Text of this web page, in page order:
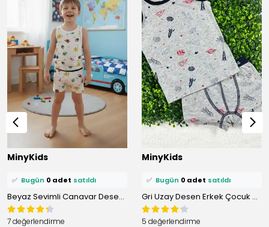
MinyKids
⭐️ Bu ürünü0 kişifavoriledi!
0 kişi
✅ Bugün 0 adet satıldı
Beyaz Sevimli Canavar Desen Erkek Çocuk Atlet Boxer Takım
7 değerlendirme
MinyKids
Bu ürünü
favoriledi!
0 kişi
✅ Bugün 0 adet satıldı
Gri Uzay Desen Erkek Çocuk Atlet Boxer Takım
5 değerlendirme